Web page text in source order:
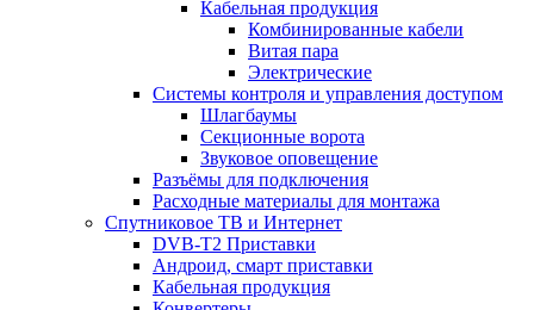
Кабельная продукция
Комбинированные кабели
Витая пара
Электрические
Системы контроля и управления доступом
Шлагбаумы
Секционные ворота
Звуковое оповещение
Разъёмы для подключения
Расходные материалы для монтажа
Спутниковое ТВ и Интернет
DVB-Т2 Приставки
Андроид, смарт приставки
Кабельная продукция